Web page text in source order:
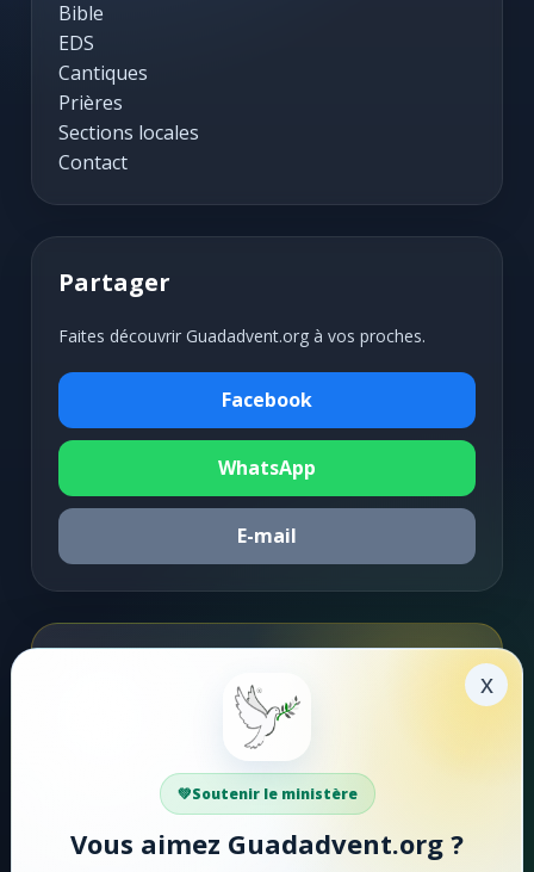
Bible
EDS
Cantiques
Prières
Sections locales
Contact
Partager
Faites découvrir Guadadvent.org à vos proches.
Facebook
WhatsApp
E-mail
Votre soutien aide Guadadvent.org à continuer sa
mission de foi, d'encouragement et d'édification.
x
Soutenir le ministère
Vous aimez Guadadvent.org ?